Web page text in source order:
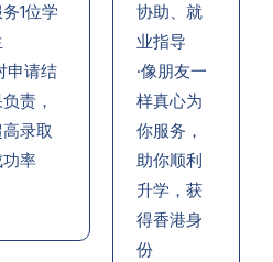
务1位学
申请结
责，
高录取
功率
协助、就
业指导
·像朋友一
样真心为
你服务，
助你顺利
升学，获
得香港身
份